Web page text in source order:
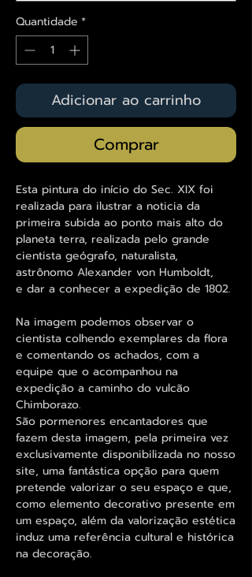
Quantidade *
Adicionar ao carrinho
Comprar
Esta pintura do início do Sec. XIX foi
realizada para ilustrar a noticia da
primeira subida ao ponto mais alto do
planeta terra, realizada pelo grande
cientista geógrafo, naturalista,
astrônomo Alexander von Humboldt,
e dar a conhecer a expedição de 1802.
Na imagem podemos observar o
cientista colhendo exemplares da flora
e comentando os achados, com a
equipe que o acompanhou na
expedição a caminho do vulcão
Chimborazo.
São pormenores encantadores que
fazem desta imagem, pela primeira vez
exclusivamente disponibilizada no nosso
site, uma fantástica opção para quem
pretende valorizar o seu espaço e que,
como elemento decorativo presente em
um espaço, além da valorização estética
induz uma referência cultural e histórica
na decoração.